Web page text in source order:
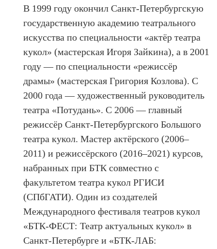
В 1999 году окончил Санкт-Петербургскую
государственную академию театрального
искусства по специальности «актёр театра
кукол» (мастерская Игоря Зайкина), а в 2001
году — по специальности «режиссёр
драмы» (мастерская Григория Козлова). С
2000 года — художественный руководитель
театра «Потудань». С 2006 — главный
режиссёр Санкт-Петербургского Большого
театра кукол. Мастер актёрского (2006–
2011) и режиссёрского (2016–2021) курсов,
набранных при БТК совместно с
факультетом театра кукол РГИСИ
(СПбГАТИ). Один из создателей
Международного фестиваля театров кукол
«БТК-ФЕСТ: Театр актуальных кукол» в
Санкт-Петербурге и «БТК-ЛАБ: